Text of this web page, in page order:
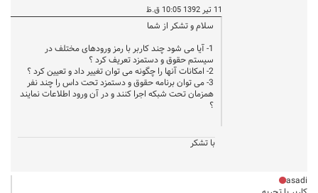
11 تیر 1392 10:05 ق.ظ
سلام و تشکر از شما
1- آیا می شود چند کاربر با رمز ورودهای مختلف در
سیستم حقوق و دستمزد تعریف کرد ؟
2- امکانات آنها را چگونه می توان تغییر داد و تعیین کرد ؟
3- می توان برنامه حقوق و دستمزد تحت داس را چند نفر
همزمان تحت شبکه اجرا کنند و در آن ورود اطلاعات نمایند
؟
با تشکر
asadi